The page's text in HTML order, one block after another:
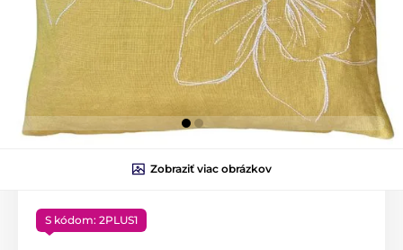
Zobraziť viac obrázkov
S kódom: 2PLUS1